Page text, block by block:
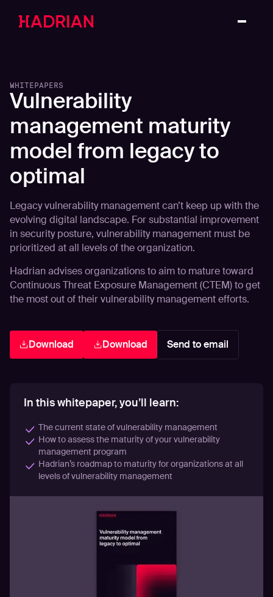
WHITEPAPERS
Vulnerability
management maturity
model from legacy to
optimal
Legacy vulnerability management can’t keep up with the
evolving digital landscape. For substantial improvement
in security posture, vulnerability management must be
prioritized at all levels of the organization.
Hadrian advises organizations to aim to mature toward
Continuous Threat Exposure Management (CTEM) to get
the most out of their vulnerability management efforts.
Download Download Send to email
In this whitepaper, you’ll learn:
The current state of vulnerability management
How to assess the maturity of your vulnerability
management program
Hadrian’s roadmap to maturity for organizations at all
levels of vulnerability management